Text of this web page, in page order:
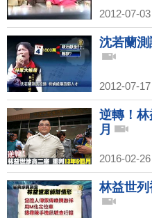
2012-07-
沈若蘭
2012-07-
逆轉！
月
2016-02-
林益世